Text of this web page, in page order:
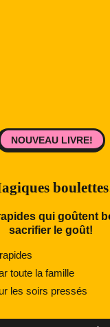
qui goûtent
sacrifier le goût!
toute la famille
les soirs pressés
NOUVEAU LIVRE!